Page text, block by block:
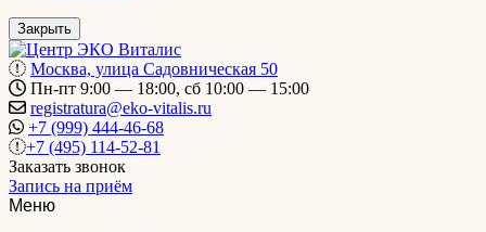
Закрыть
Москва, улица Садовническая 50
Пн-пт 9:00 — 18:00, сб 10:00 — 15:00
registratura@eko-vitalis.ru
+7 (999) 444-46-68
+7 (495) 114-52-81
Заказать звонок
Запись на приём
Меню